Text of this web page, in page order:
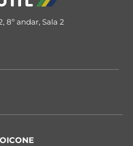
8º andar, Sala 2